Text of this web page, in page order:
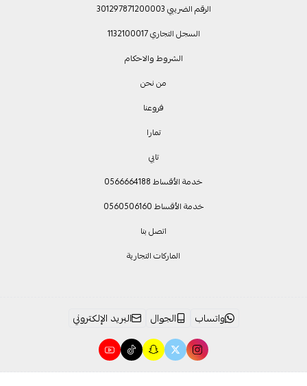
الرقم الضريبي 301297871200003
السجل التجاري 1132100017
الشروط والاحكام
من نحن
فروعنا
تمارا
تابي
خدمة الأقساط 0566664188
خدمة الأقساط 0560506160
اتصل بنا
الماركات التجارية
واتساب الجوال البريد الإلكتروني